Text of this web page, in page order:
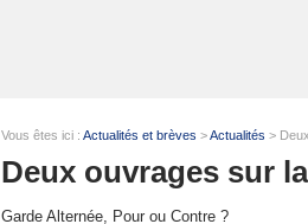
Vous êtes ici : Actualités et brèves >Actualités >
Deux ouvrages sur
Garde Alternée, Pour ou Contre ?